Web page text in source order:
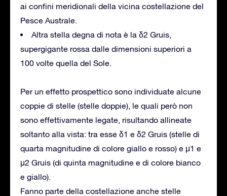
ai confini meridionali della vicina costellazione del
Pesce Australe.
Altra stella degna di nota è la δ2 Gruis,
supergigante rossa dalle dimensioni superiori a
100 volte quella del Sole.
Per un effetto prospettico sono individuate alcune
coppie di stelle (stelle doppie), le quali però non
sono effettivamente legate, risultando allineate
soltanto alla vista: tra esse δ1 e δ2 Gruis (stelle di
quarta magnitudine di colore giallo e rosso) e μ1 e
μ2 Gruis (di quinta magnitudine e di colore bianco
e giallo).
Fanno parte della costellazione anche stelle